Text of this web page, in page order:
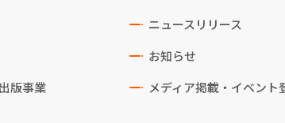
版事業
ニュースリリース
お知らせ
メディア掲載・イベント